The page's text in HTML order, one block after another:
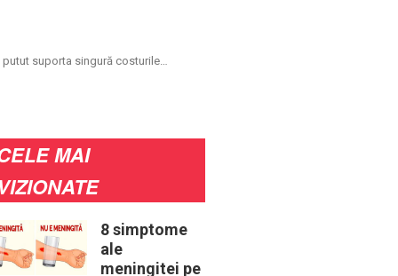
putut suporta singură costurile
MAI
VIZIONATE
8 simptome
ale
meningitei pe